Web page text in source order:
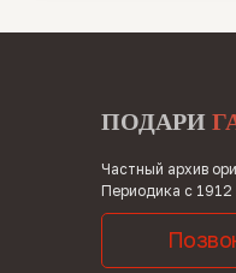
Частный архив
Периодика с 1912
ПОДАРИ